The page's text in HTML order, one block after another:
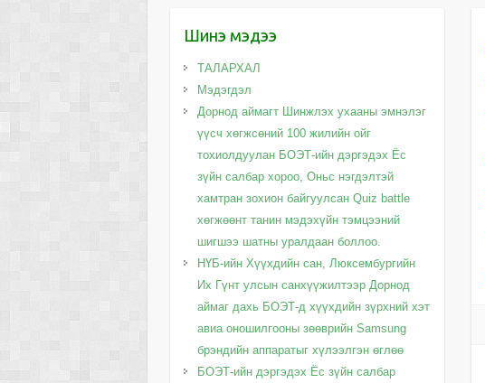
Шинэ мэдээ
ТАЛАРХАЛ
Мэдэгдэл
Дорнод аймагт Шинжлэх ухааны эмнэлэг
үүсч хөгжсөний 100 жилийн ойг
тохиолдуулан БОЭТ-ийн дэргэдэх Ёс
зүйн салбар хороо, Оньс нэгдэлтэй
хамтран зохион байгуулсан Quiz battle
хөгжөөнт танин мэдэхүйн тэмцээний
шигшээ шатны уралдаан боллоо.
НҮБ-ийн Хүүхдийн сан, Люксембургийн
Их Гүнт улсын санхүүжилтээр Дорнод
аймаг дахь БОЭТ-д хүүхдийн зүрхний хэт
авиа оношилгооны зөөврийн Samsung
брэндийн аппаратыг хүлээлгэн өглөө
БОЭТ-ийн дэргэдэх Ёс зүйн салбар